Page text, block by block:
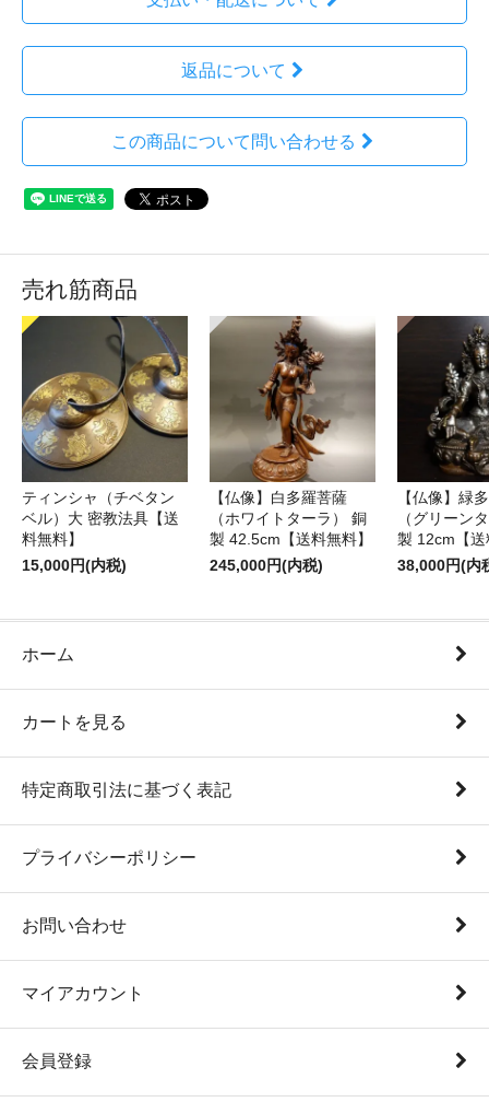
返品について
この商品について問い合わせる
売れ筋商品
ティンシャ（チベタン
ベル）大 密教法具【送
料無料】
15,000円(内税)
【仏像】白多羅菩薩
（ホワイトターラ） 銅
製 42.5cm【送料無料】
245,000円(内税)
【仏像】緑
（グリーン
製 12cm【
38,000円(内
ホーム
カートを見る
特定商取引法に基づく表記
プライバシーポリシー
お問い合わせ
マイアカウント
会員登録